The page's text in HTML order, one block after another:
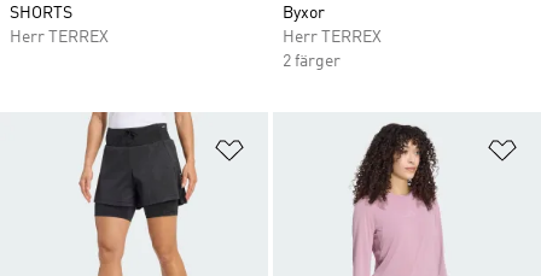
SHORTS
Herr TERREX
Byxor
Herr TERREX
2 färger
Lägg till på önskelistan